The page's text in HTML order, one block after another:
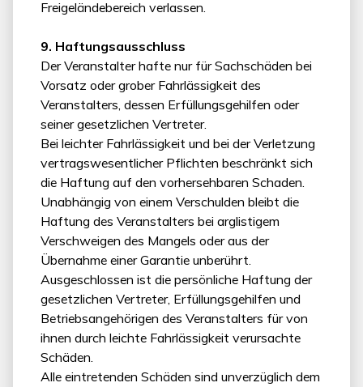
Freigeländebereich verlassen.
9. Haftungsausschluss
Der Veranstalter hafte nur für Sachschäden bei
Vorsatz oder grober Fahrlässigkeit des
Veranstalters, dessen Erfüllungsgehilfen oder
seiner gesetzlichen Vertreter.
Bei leichter Fahrlässigkeit und bei der Verletzung
vertragswesentlicher Pflichten beschränkt sich
die Haftung auf den vorhersehbaren Schaden.
Unabhängig von einem Verschulden bleibt die
Haftung des Veranstalters bei arglistigem
Verschweigen des Mangels oder aus der
Übernahme einer Garantie unberührt.
Ausgeschlossen ist die persönliche Haftung der
gesetzlichen Vertreter, Erfüllungsgehilfen und
Betriebsangehörigen des Veranstalters für von
ihnen durch leichte Fahrlässigkeit verursachte
Schäden.
Alle eintretenden Schäden sind unverzüglich dem